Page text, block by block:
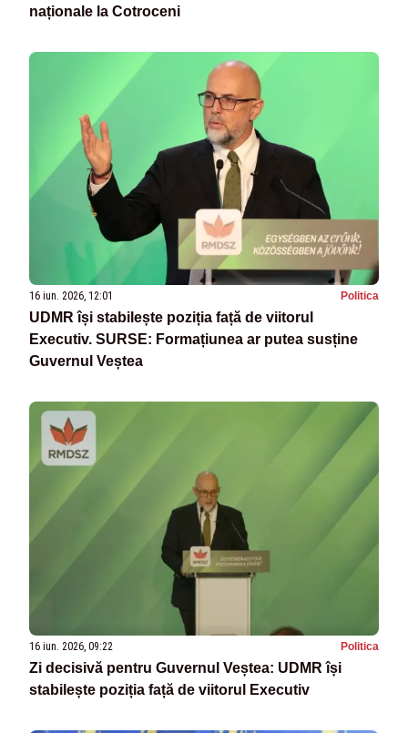
naționale la Cotroceni
16 iun. 2026, 12:01 Politica
UDMR își stabilește poziția față de viitorul
Executiv. SURSE: Formațiunea ar putea susține
Guvernul Veștea
16 iun. 2026, 09:22 Politica
Zi decisivă pentru Guvernul Veștea: UDMR își
stabilește poziția față de viitorul Executiv